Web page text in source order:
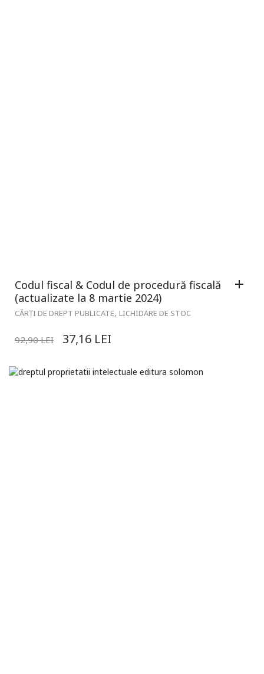
Codul fiscal & Codul de procedură fiscală
(actualizate la 8 martie 2024)
CĂRȚI DE DREPT PUBLICATE, LICHIDARE DE STOC
92,90LEI 37,16 LEI